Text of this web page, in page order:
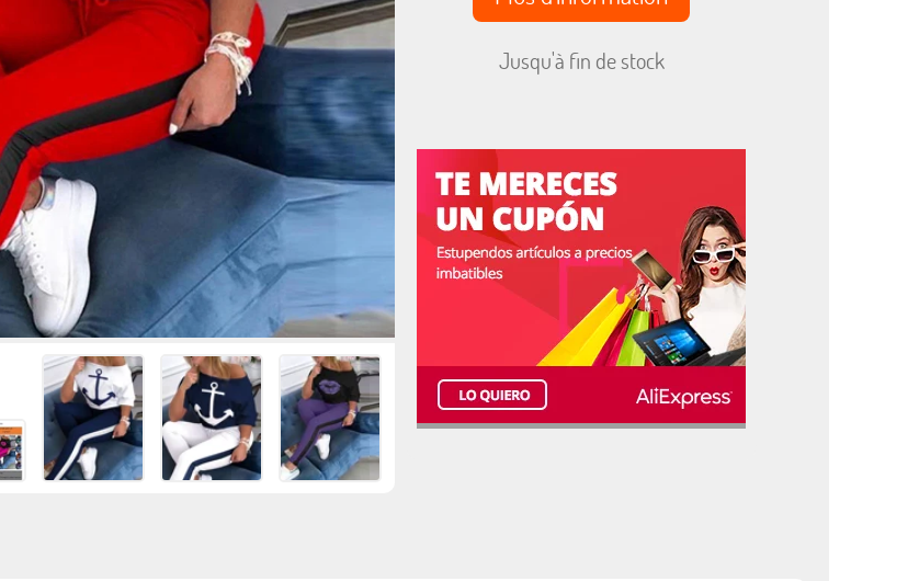
Jusqu'à fin de stock